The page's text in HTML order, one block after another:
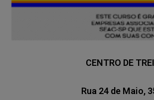
CENTRO DE
Rua 24 de Maio,